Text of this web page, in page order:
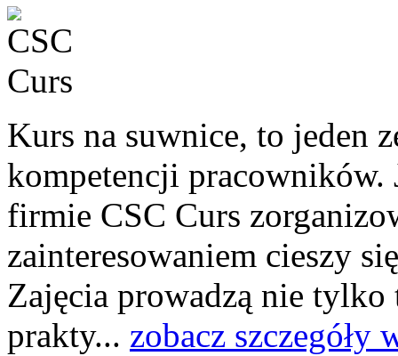
Kurs na suwnice, to jeden
kompetencji pracowników.
firmie CSC Curs
zainteresowaniem cieszy
Zajęcia prowadzą nie tylko
prakty... zobacz szczegóły